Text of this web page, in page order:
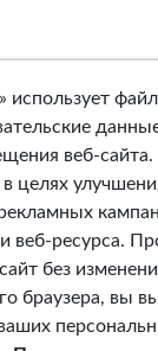
веб-сайта.
целях
веб-ресурса.
без
браузера, вы